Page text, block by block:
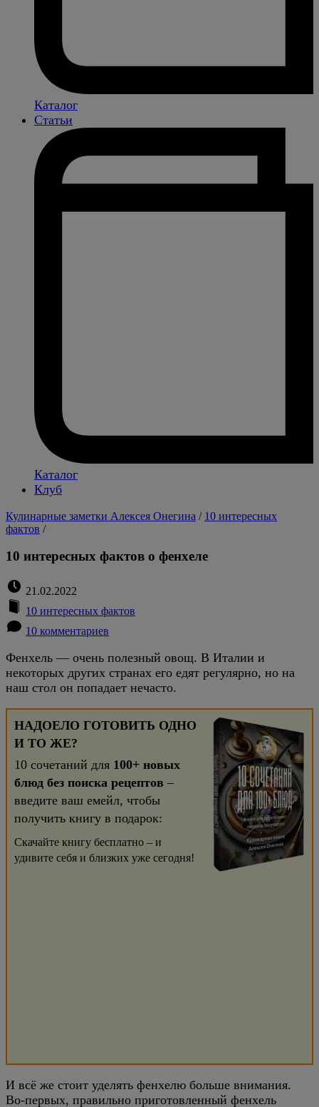
Каталог
Статьи
Каталог
Клуб
Кулинарные заметки Алексея Онегина / 10 интересных
фактов /
10 интересных фактов о фенхеле
21.02.2022
10 интересных фактов
10 комментариев
Фенхель — очень полезный овощ. В Италии и
некоторых других странах его едят регулярно, но на
наш стол он попадает нечасто.
НАДОЕЛО ГОТОВИТЬ ОДНО
И ТО ЖЕ?
10 сочетаний для 100+ новых
блюд без поиска рецептов –
введите ваш емейл, чтобы
получить книгу в подарок:
Скачайте книгу бесплатно – и
удивите себя и близких уже сегодня!
И всё же стоит уделять фенхелю больше внимания.
Во-первых, правильно приготовленный фенхель